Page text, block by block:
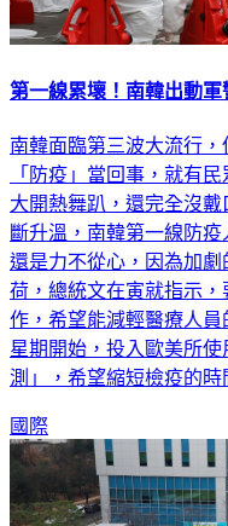
第一線累壞！南韓出動
南韓面臨第三波大流行
「防疫」當回事，就有
大開熱舞趴，還完全沒
斷升溫，南韓第一線防
還是力不從心，因為加
荷，總統文在寅就指示
作，希望能減輕醫療人
星期開始，投入歐美所
測」，希望縮短檢疫的時
國際